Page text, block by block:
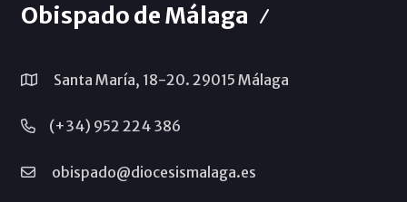
Obispado de Málaga
Santa María, 18-20. 29015 Málaga
(+34) 952 224 386
obispado@diocesismalaga.es